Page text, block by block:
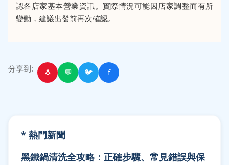
認各店家基本營業資訊。實際情況可能因店家調整而有所
變動，建議出發前再次確認。
分享到: 🐧 💬 🐦 f
* 熱門新聞
黑鐵鍋清洗全攻略：正確步驟、常見錯誤與保